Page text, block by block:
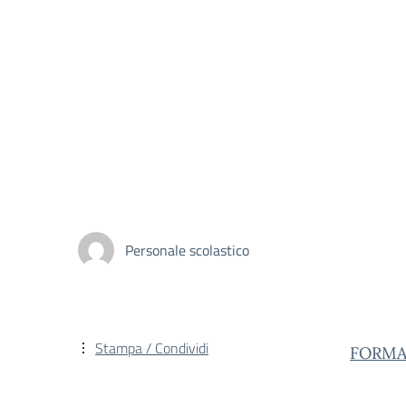
Personale scolastico
Stampa / Condividi